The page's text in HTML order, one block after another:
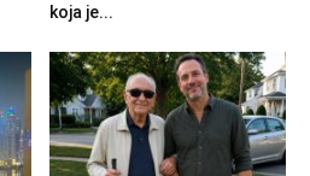
koja je...